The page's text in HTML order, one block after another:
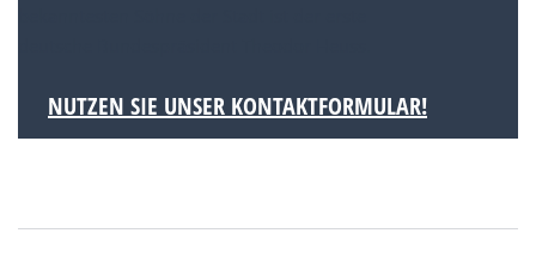
NUTZEN SIE UNSER KONTAKTFORMULAR!